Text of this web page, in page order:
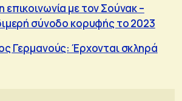
με τον Σούνακ –
σύνοδο κορυφής το 2023
Γερμανούς: Έρχονται σκληρά